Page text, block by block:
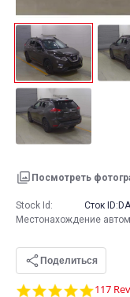
Посмотреть
4.8
117
Stock Id: Сток ID:
Местонахождение
Поделиться